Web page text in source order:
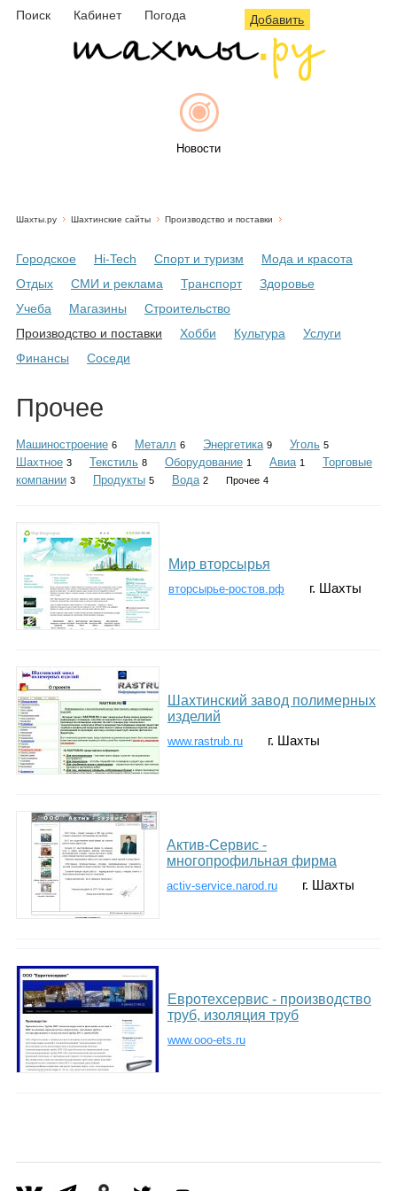
Поиск Кабинет Погода Добавить
Новости
Объявления
Инфо
Гороскоп
Фотогалерея
Шахты.ру Шахтинские сайты Производство и поставки
Городское Hi-Tech Спорт и туризм
Мода и красота
Отдых
СМИ и реклама Транспорт
Здоровье
Учеба
Магазины
Строительство
Производство и поставки
Хобби Культура
Услуги
Финансы
Соседи
Прочее
Машиностроение 6 Металл 6 Энергетика 9 Уголь 5
Шахтное 3 Текстиль 8 Оборудование 1 Авиа 1
Торговые
компании 3 Продукты 5 Вода 2 Прочее 4
Мир вторсырья
вторсырье-ростов.рф г. Шахты
Шахтинский завод полимерных
изделий
www.rastrub.ru г. Шахты
Актив-Сервис -
многопрофильная фирма
activ-service.narod.ru г. Шахты
Евротехсервис - производство
труб, изоляция труб
www.ooo-ets.ru